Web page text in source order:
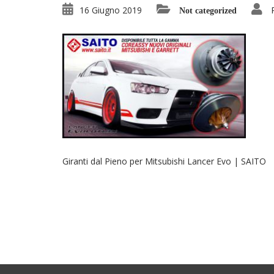
16 Giugno 2019 Not categorized
Giranti dal Pieno per Mitsubishi Lancer Evo | SAITO